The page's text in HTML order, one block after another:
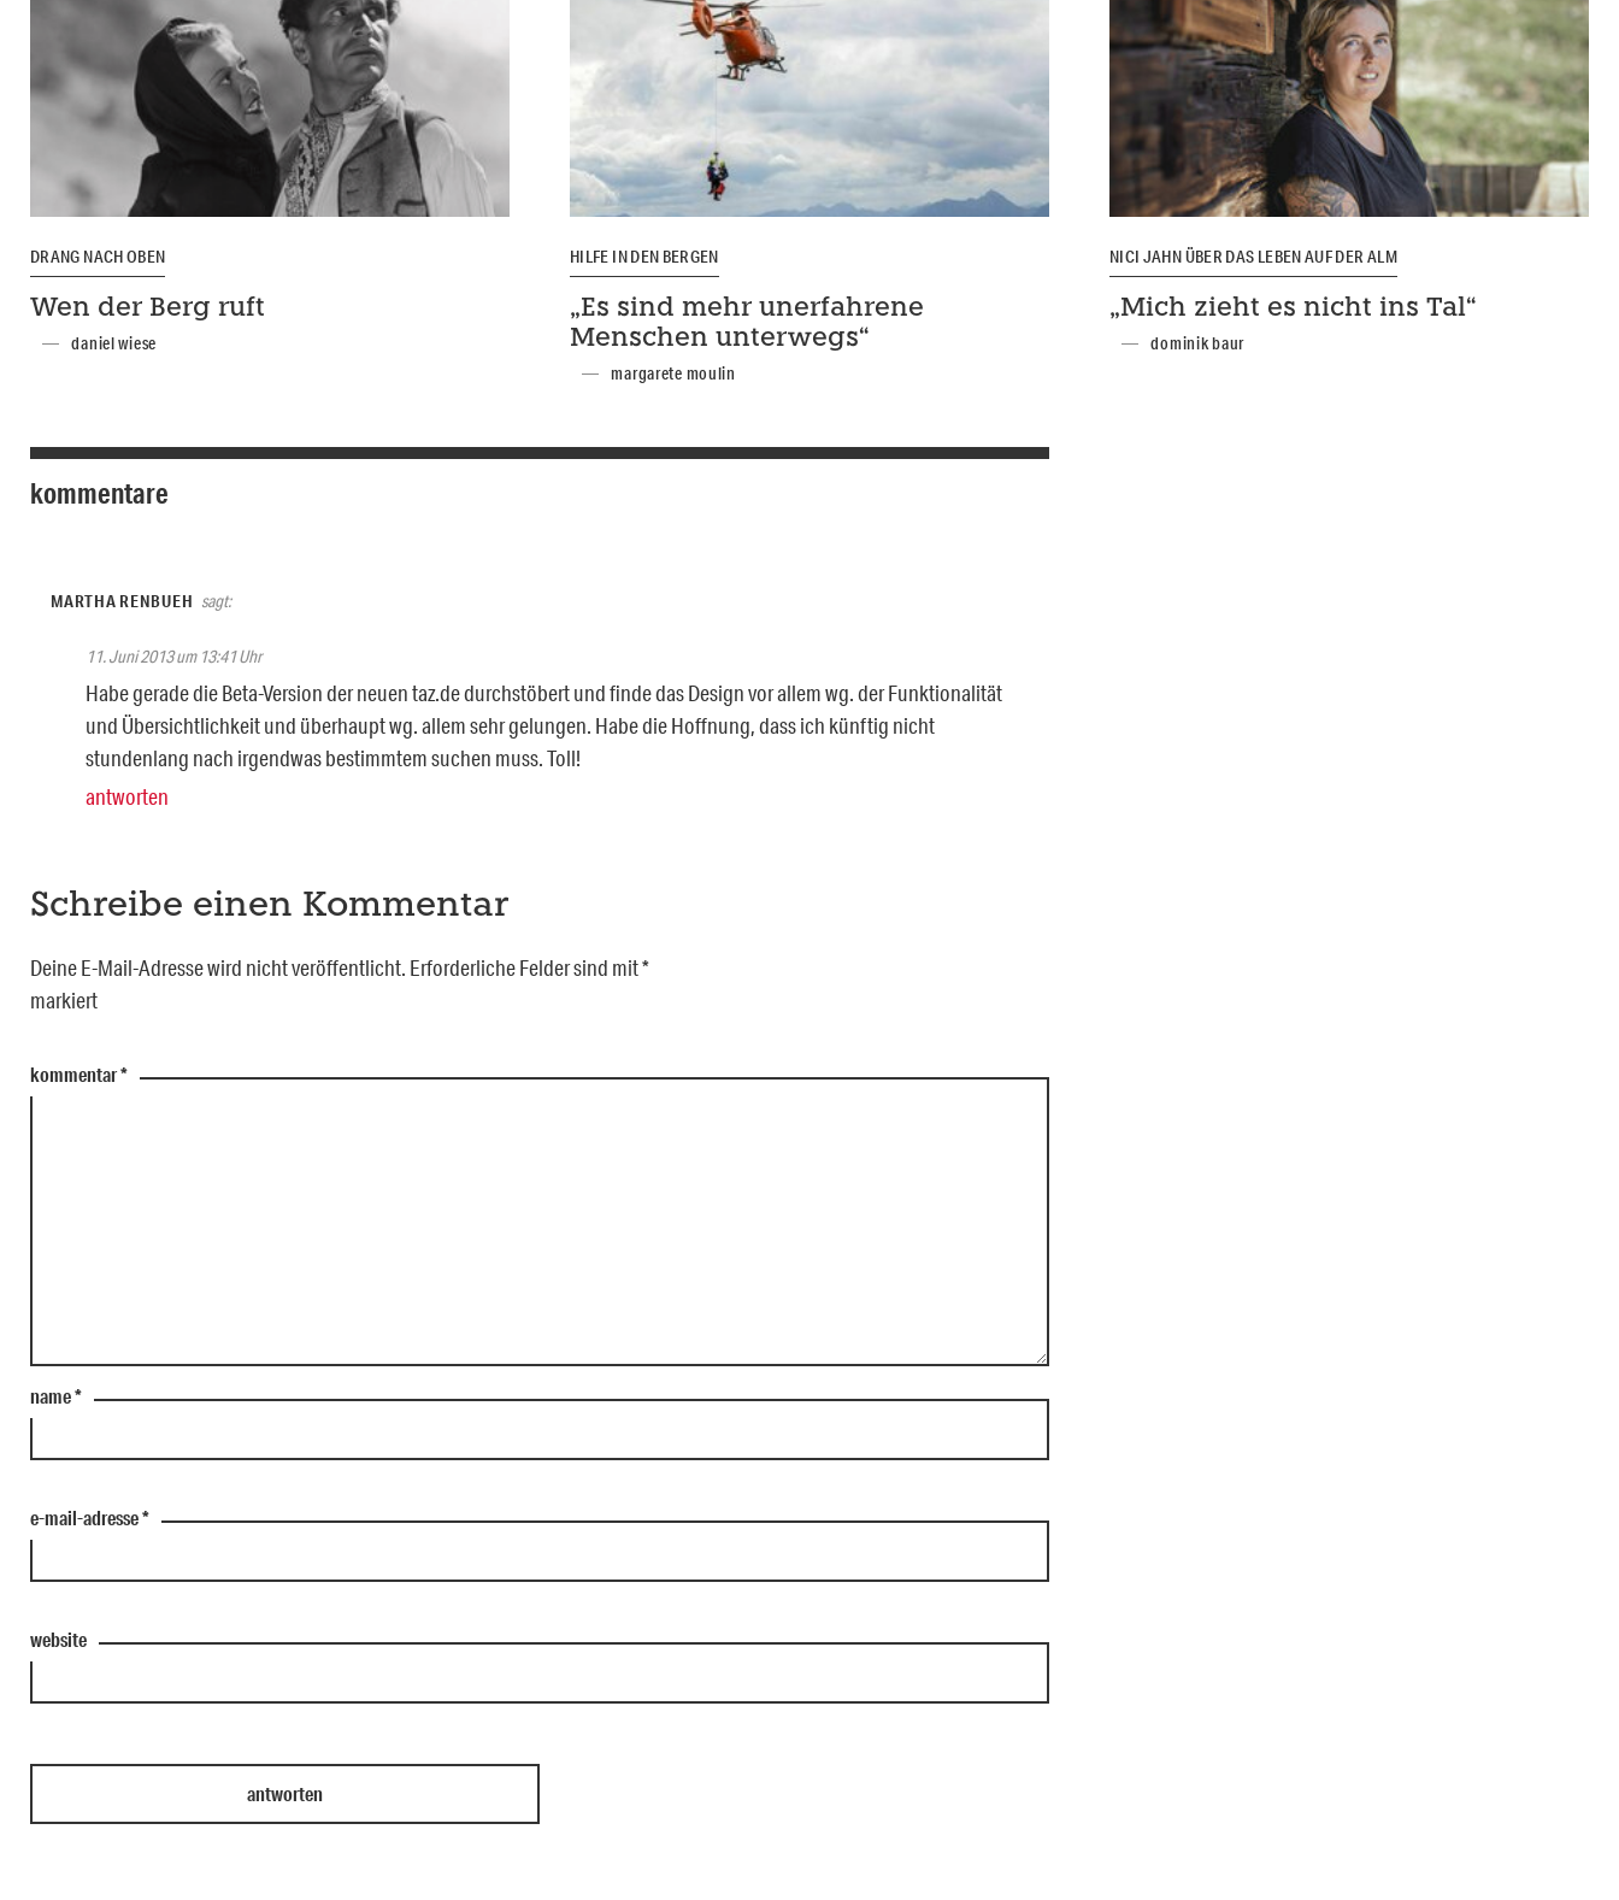
DRANG NACH OBEN
Wen der Berg ruft
daniel wiese
HILFE IN DEN BERGEN
„Es sind mehr unerfahrene
Menschen unterwegs“
margarete moulin
NICI JAHN ÜBER DAS LEBEN AUF DER ALM
„Mich zieht es nicht ins Tal“
dominik baur
kommentare
MARTHA RENBUEH sagt:
11. Juni 2013 um 13:41 Uhr
Habe gerade die Beta-Version der neuen taz.de durchstöbert und finde das Design vor allem wg. der Funktionalität
und Übersichtlichkeit und überhaupt wg. allem sehr gelungen. Habe die Hoffnung, dass ich künftig nicht
stundenlang nach irgendwas bestimmtem suchen muss. Toll!
antworten
Schreibe einen Kommentar
Deine E-Mail-Adresse wird nicht veröffentlicht. Erforderliche Felder sind mit*
markiert
kommentar*
name*
e-mail-adresse*
website